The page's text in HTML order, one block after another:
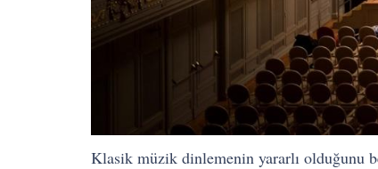
Klasik müzik dinlemenin yararlı olduğunu